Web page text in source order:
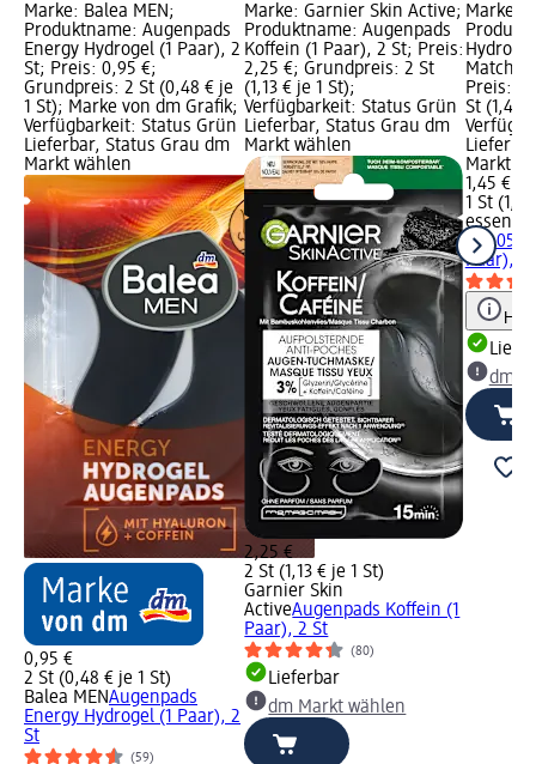
Marke: Balea MEN;
Produktname: Augenpads
Energy Hydrogel (1 Paar), 2
St; Preis: 0,95 €;
Grundpreis: 2 St (0,48 € je
1 St); Marke von dm Grafik;
Verfügbarkeit: Status Grün
Lieferbar, Status Grau dm
Markt wählen
0,95 €
2 St (0,48 € je 1 St)
Balea MENAugenpads
Energy Hydrogel (1 Paar), 2
St
(59)
Marke: Garnier Skin Active;
Produktname: Augenpads
Koffein (1 Paar), 2 St; Preis:
2,25 €; Grundpreis: 2 St
(1,13 € je 1 St);
Verfügbarkeit: Status Grün
Lieferbar, Status Grau dm
Markt wählen
2,25 €
2 St (1,13 € je 1 St)
Garnier Skin
ActiveAugenpads Koffein (1
Paar), 2 St
(80)
Lieferbar
dm Markt wählen
Marke:
Hydro
Matcha
Preis:
St (1,45
Markt
1,45 €
1 St
essence
Gel 05
Paar), 2
dm